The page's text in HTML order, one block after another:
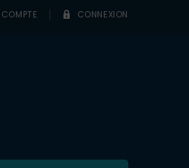
CONNEXION